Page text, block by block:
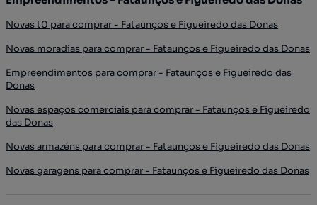
Novas t0 para comprar - Fataunços e Figueiredo das Donas
Novas moradias para comprar - Fataunços e Figueiredo das Donas
Empreendimentos para comprar - Fataunços e Figueiredo das
Donas
Novas espaços comerciais para comprar - Fataunços e Figueiredo
das Donas
Novas armazéns para comprar - Fataunços e Figueiredo das Donas
Novas garagens para comprar - Fataunços e Figueiredo das Donas